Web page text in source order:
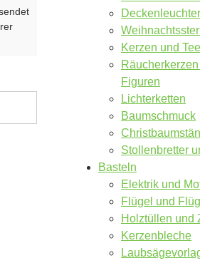
Deckenleuchter
Kerzen und
Räucherkerzen
Figuren
Lichterketten
Baumschmuck
Stollenbretter
Basteln
Elektrik und
Flügel und
Holztüllen und
Kerzenbleche